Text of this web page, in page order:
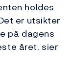
holdes
er utsikter
på dagens
året, sier